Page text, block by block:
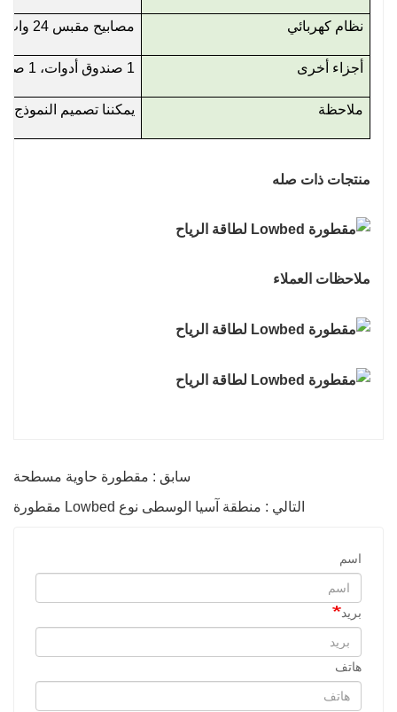
نظام كهربائي مصابيح مقبس 24 وات 7 أساسية وفقًا للمعايير الأوروبية (مناسبة لجميع الأسواق)
أجزاء أخرى 1 صندوق أدوات، 1 صاروخ إطار احتياطي
ملاحظة يمكننا تصميم
منتجات ذات صله
ملاحظات العملاء
سابق : مقطورة حاوية مسطحة
التالي : منطقة آسيا الوسطى نوع Lowbed مقطورة
اسم
بريد
هاتف